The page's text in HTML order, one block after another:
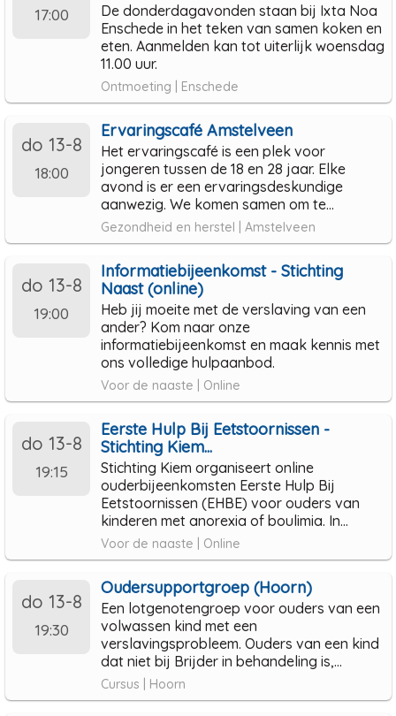
17:00
De donderdagavonden staan bij Ixta Noa
Enschede in het teken van samen koken en
eten. Aanmelden kan tot uiterlijk woensdag
11.00 uur.
Ontmoeting | Enschede
do 13-8
18:00
Ervaringscafé Amstelveen
Het ervaringscafé is een plek voor
jongeren tussen de 18 en 28 jaar. Elke
avond is er een ervaringsdeskundige
aanwezig. We komen samen om te...
Gezondheid en herstel | Amstelveen
do 13-8
19:00
Informatiebijeenkomst - Stichting
Naast (online)
Heb jij moeite met de verslaving van een
ander? Kom naar onze
informatiebijeenkomst en maak kennis met
ons volledige hulpaanbod.
Voor de naaste | Online
do 13-8
19:15
Eerste Hulp Bij Eetstoornissen -
Stichting Kiem...
Stichting Kiem organiseert online
ouderbijeenkomsten Eerste Hulp Bij
Eetstoornissen (EHBE) voor ouders van
kinderen met anorexia of boulimia. In...
Voor de naaste | Online
do 13-8
19:30
Oudersupportgroep (Hoorn)
Een lotgenotengroep voor ouders van een
volwassen kind met een
verslavingsprobleem. Ouders van een kind
dat niet bij Brijder in behandeling is,...
Cursus | Hoorn